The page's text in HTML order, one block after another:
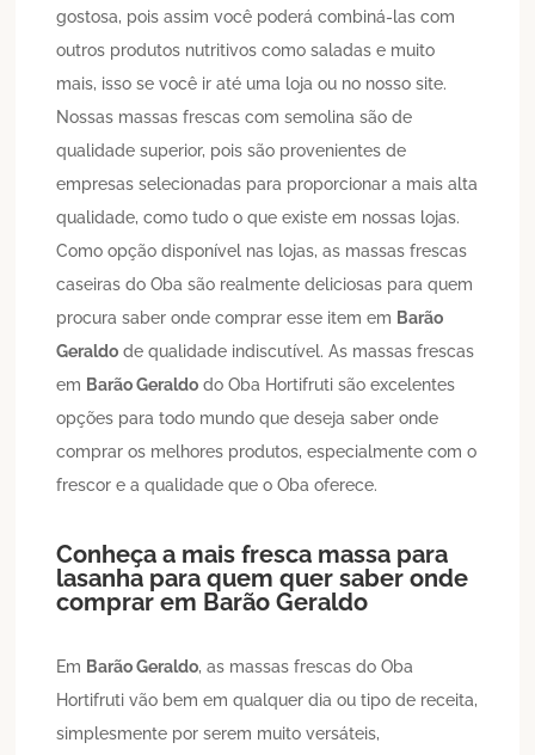
gostosa, pois assim você poderá combiná-las com
outros produtos nutritivos como saladas e muito
mais, isso se você ir até uma loja ou no nosso site.
Nossas massas frescas com semolina são de
qualidade superior, pois são provenientes de
empresas selecionadas para proporcionar a mais alta
qualidade, como tudo o que existe em nossas lojas.
Como opção disponível nas lojas, as massas frescas
caseiras do Oba são realmente deliciosas para quem
procura saber onde comprar esse item em Barão
Geraldo de qualidade indiscutível. As massas frescas
em Barão Geraldo do Oba Hortifruti são excelentes
opções para todo mundo que deseja saber onde
comprar os melhores produtos, especialmente com o
frescor e a qualidade que o Oba oferece.
Conheça a mais fresca massa para
lasanha para quem quer saber onde
comprar em Barão Geraldo
Em Barão Geraldo, as massas frescas do Oba
Hortifruti vão bem em qualquer dia ou tipo de receita,
simplesmente por serem muito versáteis,